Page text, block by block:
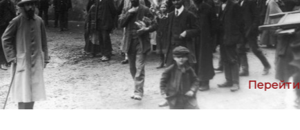
Перейти